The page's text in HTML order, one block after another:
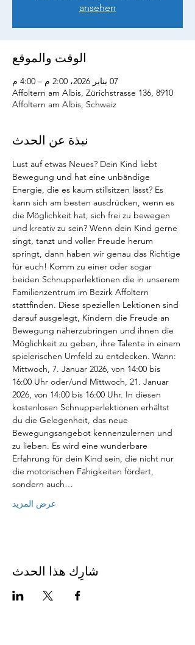
ansehen
الوقت والموقع
07 يناير 2026، 2:00 م – 4:00 م
Affoltern am Albis, Zürichstrasse 136, 8910
Affoltern am Albis, Schweiz
نبذة عن الحدث
Lust auf etwas Neues? Dein Kind liebt
Bewegung und hat eine unbändige
Energie, die es kaum stillsitzen lässt? Es
kann sich am besten ausdrücken, wenn es
die Möglichkeit hat, sich frei zu bewegen
und kreativ zu sein? Wenn dein Kind gerne
singt, tanzt und voller Freude herum
springt, dann haben wir genau das Richtige
für euch! Komm zu einer oder sogar
beiden Schnupperlektionen die in unserem
Familienzentrum im Bezirk Affoltern
stattfinden. Diese speziellen Lektionen sind
darauf ausgelegt, Kindern die Freude an
Bewegung näherzubringen und ihnen die
Möglichkeit zu geben, ihre Talente in einem
spielerischen Umfeld zu entdecken. Wann:
Mittwoch, 7. Januar 2026, von 14:00 bis
16:00 Uhr oder/und Mittwoch, 21. Januar
2026, von 14:00 bis 16:00 Uhr. In diesen
kostenlosen Schnupperlektionen erhältst
du die Gelegenheit, das neue
Bewegungsangebot kennenzulernen und
zu lieben. Es wird eine wunderbare
Erfahrung für dein Kind sein, die nicht nur
die motorischen Fähigkeiten fördert,
sondern auch…
عرض المزيد
شارِك هذا الحدث